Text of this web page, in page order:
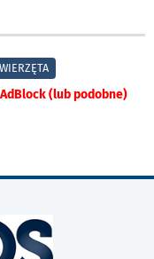
(lub podobne)